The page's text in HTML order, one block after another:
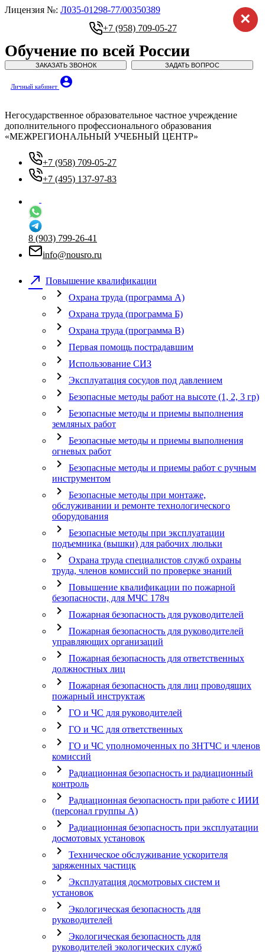
Лицензия №: Л035-01298-77/00350389
+7 (958) 709-05-27
Обучение по всей России
ЗАКАЗАТЬ ЗВОНОК ЗАДАТЬ ВОПРОС
Личный кабинет account_circle
Негосударственное образовательное частное учреждение
дополнительного профессионального образования
«МЕЖРЕГИОНАЛЬНЫЙ УЧЕБНЫЙ ЦЕНТР»
+7 (958) 709-05-27
+7 (495) 137-97-83
8 (903) 799-26-41
info@nousro.ru
call_made Повышение квалификации
chevron_right Охрана труда (программа А)
chevron_right Охрана труда (программа Б)
chevron_right Охрана труда (программа В)
chevron_right Первая помощь пострадавшим
chevron_right Использование СИЗ
chevron_right Эксплуатация сосудов под давлением
chevron_right Безопасные методы работ на высоте (1, 2, 3 гр)
chevron_right
Безопасные методы и приемы выполнения
земляных работ
chevron_right
Безопасные методы и приемы выполнения
огневых работ
chevron_right
Безопасные методы и приемы работ с ручным
инструментом
chevron_right
Безопасные методы при монтаже,
обслуживании и ремонте технологического
оборудования
chevron_right
Безопасные методы при эксплуатации
подъемника (вышки) для рабочих люльки
chevron_right
Охрана труда специалистов служб охраны
труда, членов комиссий по проверке знаний
chevron_right
Повышение квалификации по пожарной
безопасности, для МЧС 178ч
chevron_right Пожарная безопасность для руководителей
chevron_right
Пожарная безопасность для руководителей
управляющих организаций
chevron_right
Пожарная безопасность для ответственных
должностных лиц
chevron_right
Пожарная безопасность для лиц проводящих
пожарный инструктаж
chevron_right ГО и ЧС для руководителей
chevron_right ГО и ЧС для ответственных
chevron_right
ГО и ЧС уполномоченных по ЗНТЧС и членов
комиссий
chevron_right
Радиационная безопасность и радиационный
контроль
chevron_right
Радиационная безопасность при работе с ИИИ
(персонал группы А)
chevron_right
Радиационная безопасность при эксплуатации
досмотовых установок
chevron_right
Техническое обслуживание ускорителя
заряженных частицк
chevron_right
Эксплуатация досмотровых систем и
установок
chevron_right
Экологическая безопасность для
руководителей
chevron_right
Экологическая безопасность для
руководителей экологических служб
×